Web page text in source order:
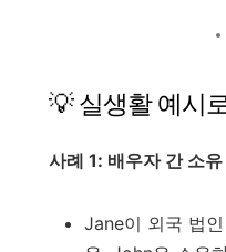
💡 실생활 예시
사례 1: 배우자 간 소유
Jane이 외국 법